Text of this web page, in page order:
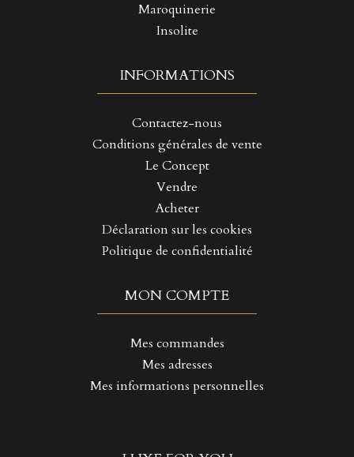
Maroquinerie
Insolite
INFORMATIONS
Contactez-nous
Conditions générales de vente
Le Concept
Vendre
Acheter
Déclaration sur les cookies
Politique de confidentialité
MON COMPTE
Mes commandes
Mes adresses
Mes informations personnelles